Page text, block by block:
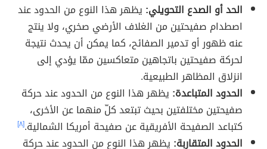
الحد أو الصدع التحويلي: يظهر هذا النوع من الحدود عند
اصطدام صفيحتين من الغلاف الأرضي صخري، ولا ينتج
عنه ظهور أو تدمير الصفائح، كما يمكن أن يحدث نتيجة
لحركة صفيحتين باتجاهين متعاكسين ممّا يؤدي إلى
انزلاق المظاهر الطبيعية.
الحدود المتباعدة: يظهر هذا النوع من الحدود عند حركة
صفيحتين مختلفتين بحيث تبتعد كلّ منهما عن الأخرى،
كتباعد الصفيحة الأفريقية عن صفيحة أمريكا الشمالية.[٨]
الحدود المتقاربة: يظهر هذا النوع من الحدود عند حركة